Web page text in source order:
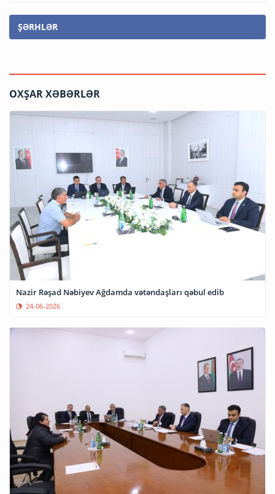
ŞƏRHLƏR
OXŞAR XƏBƏRLƏR
Nazir Rəşad Nəbiyev Ağdamda vətəndaşları qəbul edib
24-06-2026